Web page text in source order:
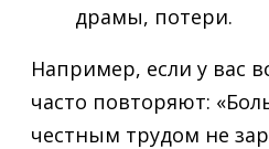
драмы, потери.
Например, если у вас
часто повторяют:
честным трудом не